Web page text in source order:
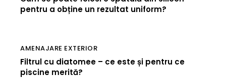
pentru a obține un rezultat uniform?
AMENAJARE EXTERIOR
Filtrul cu diatomee – ce este și pentru ce
piscine merită?